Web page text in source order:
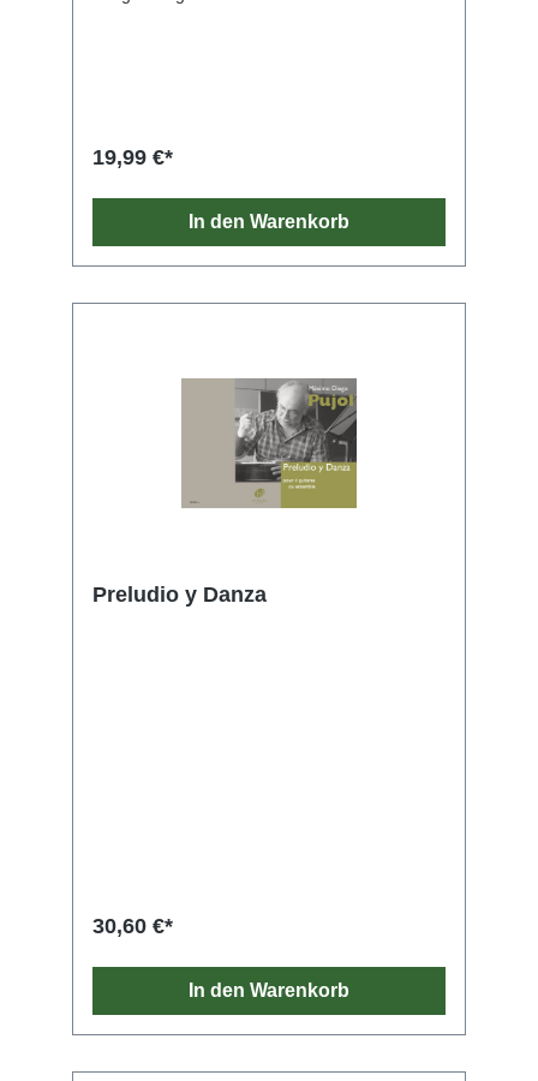
wurde. Noch berühmter als die Oper wurde
wie z. B. Ella Fitzgerald und Louis Armstrong,
Billie Holiday, Miles Davis und vielen mehr.
19,99 €*
In den Warenkorb
Preludio y Danza
30,60 €*
In den Warenkorb